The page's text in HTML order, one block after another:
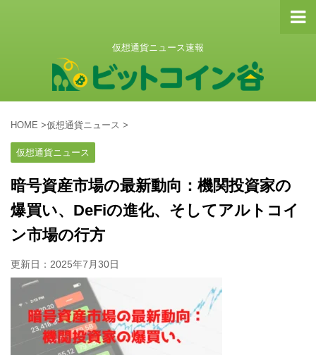
仮想通貨ニュース速報
HOME >仮想通貨ニュース >
仮想通貨ニュース
暗号資産市場の最新動向：機関投資家の
爆買い、DeFiの進化、そしてアルトコイ
ン市場の行方
更新日： 2025年7月30日